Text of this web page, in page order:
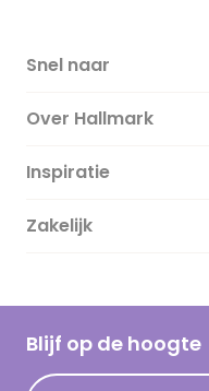
Snel naar
Over Hallmark
Over ons
Duurzaamheid
Hallmark Kaartclub
Acties
Inspiratie
Magazine
Cadeau inspiratie
Kaartinspiratie
Zakelijk
Blijf op de hoogte